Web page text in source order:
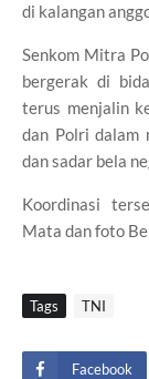
di kalangan
Senkom Mitra
bergerak di
terus menjalin
dan Polri dalam
dan sadar bela
Koordinasi
Mata dan foto
Tags TNI
Facebook